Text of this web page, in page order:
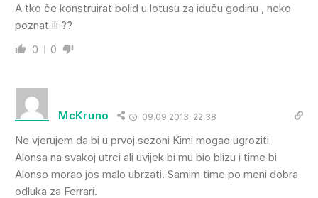
A tko če konstruirat bolid u lotusu za iduču godinu , neko
poznat ili ??
0 0
McKruno 09.09.2013. 22:38
Ne vjerujem da bi u prvoj sezoni Kimi mogao ugroziti
Alonsa na svakoj utrci ali uvijek bi mu bio blizu i time bi
Alonso morao jos malo ubrzati. Samim time po meni dobra
odluka za Ferrari.